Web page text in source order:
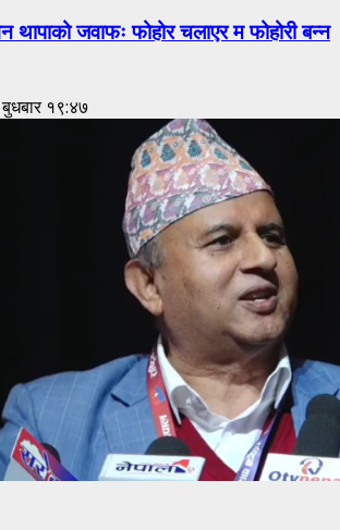
जवाफः फोहोर चलाएर म फोहोरी बन्न
१९:४७